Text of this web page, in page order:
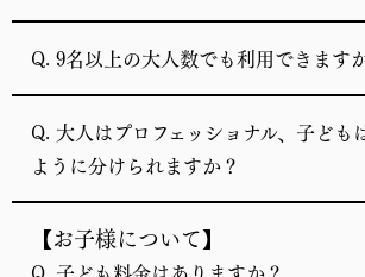
Q. 9名以上の大人数でも利用できます
Q. 大人はプロフェッショナル、子ども
ように分けられますか？
【お子様について】
Q. 子ども料金はありますか？